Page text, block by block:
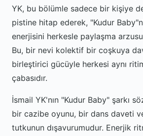
YK, bu bölümle sadece bir kişiye
pistine hitap ederek, "Kudur
enerjisini herkesle paylaşma
Bu, bir nevi kolektif bir coşkuya
birleştirici gücüyle herkesi aynı
çabasıdır.
İsmail YK'nın "Kudur Baby" şarkı
bir cazibe oyunu, bir dans daveti
tutkunun dışavurumudur. Enerjik